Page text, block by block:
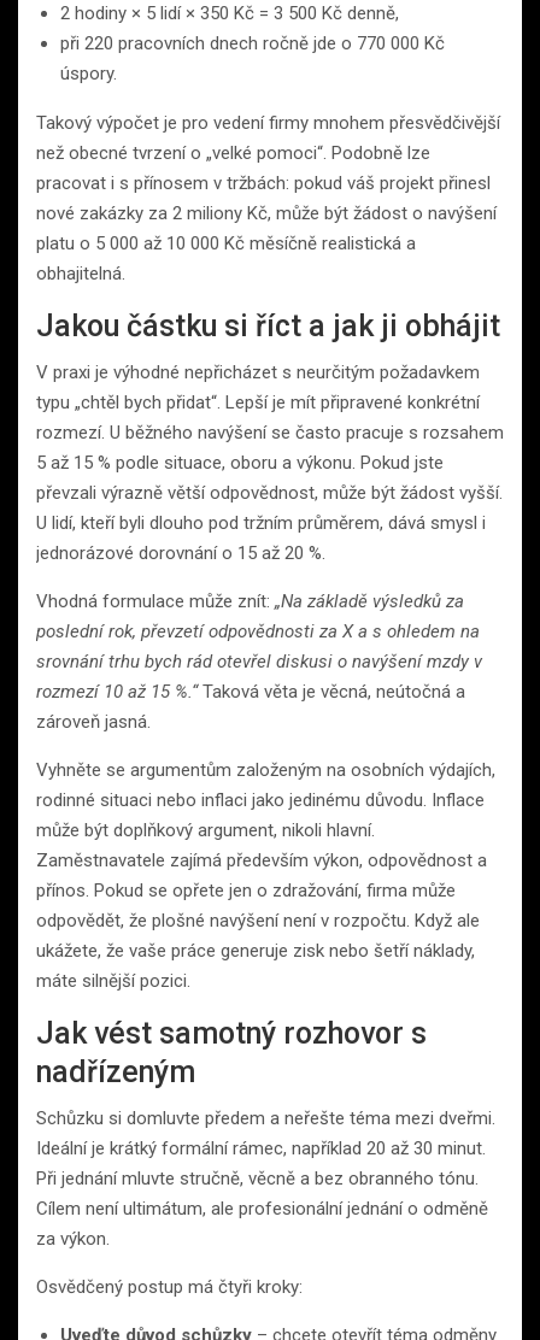
2 hodiny × 5 lidí × 350 Kč = 3 500 Kč denně,
při 220 pracovních dnech ročně jde o 770 000 Kč
úspory.
Takový výpočet je pro vedení firmy mnohem přesvědčivější
než obecné tvrzení o „velké pomoci“. Podobně lze
pracovat i s přínosem v tržbách: pokud váš projekt přinesl
nové zakázky za 2 miliony Kč, může být žádost o navýšení
platu o 5 000 až 10 000 Kč měsíčně realistická a
obhajitelná.
Jakou částku si říct a jak ji obhájit
V praxi je výhodné nepřicházet s neurčitým požadavkem
typu „chtěl bych přidat“. Lepší je mít připravené konkrétní
rozmezí. U běžného navýšení se často pracuje s rozsahem
5 až 15 % podle situace, oboru a výkonu. Pokud jste
převzali výrazně větší odpovědnost, může být žádost vyšší.
U lidí, kteří byli dlouho pod tržním průměrem, dává smysl i
jednorázové dorovnání o 15 až 20 %.
Vhodná formulace může znít: „Na základě výsledků za
poslední rok, převzetí odpovědnosti za X a s ohledem na
srovnání trhu bych rád otevřel diskusi o navýšení mzdy v
rozmezí 10 až 15 %.“Taková věta je věcná, neútočná a
zároveň jasná.
Vyhněte se argumentům založeným na osobních výdajích,
rodinné situaci nebo inflaci jako jedinému důvodu. Inflace
může být doplňkový argument, nikoli hlavní.
Zaměstnavatele zajímá především výkon, odpovědnost a
přínos. Pokud se opřete jen o zdražování, firma může
odpovědět, že plošné navýšení není v rozpočtu. Když ale
ukážete, že vaše práce generuje zisk nebo šetří náklady,
máte silnější pozici.
Jak vést samotný rozhovor s
nadřízeným
Schůzku si domluvte předem a neřešte téma mezi dveřmi.
Ideální je krátký formální rámec, například 20 až 30 minut.
Při jednání mluvte stručně, věcně a bez obranného tónu.
Cílem není ultimátum, ale profesionální jednání o odměně
za výkon.
Osvědčený postup má čtyři kroky:
Uveďte důvod schůzky – chcete otevřít téma odměny